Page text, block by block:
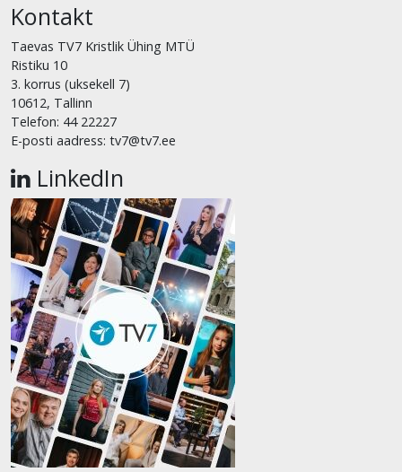
Kontakt
Taevas TV7 Kristlik Ühing MTÜ
Ristiku 10
3. korrus (uksekell 7)
10612, Tallinn
Telefon: 44 22227
E-posti aadress: tv7@tv7.ee
LinkedIn